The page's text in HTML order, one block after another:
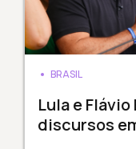
BRASIL
Lula e
discursos